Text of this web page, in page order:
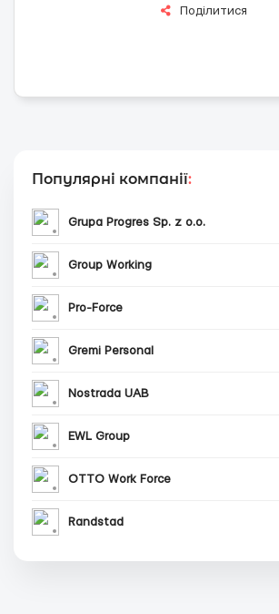
Поділитися
Популярні компанії:
Grupa Progres Sp. z o.o.
Group Working
Pro-Force
Gremi Personal
Nostrada UAB
EWL Group
OTTO Work Force
Randstad